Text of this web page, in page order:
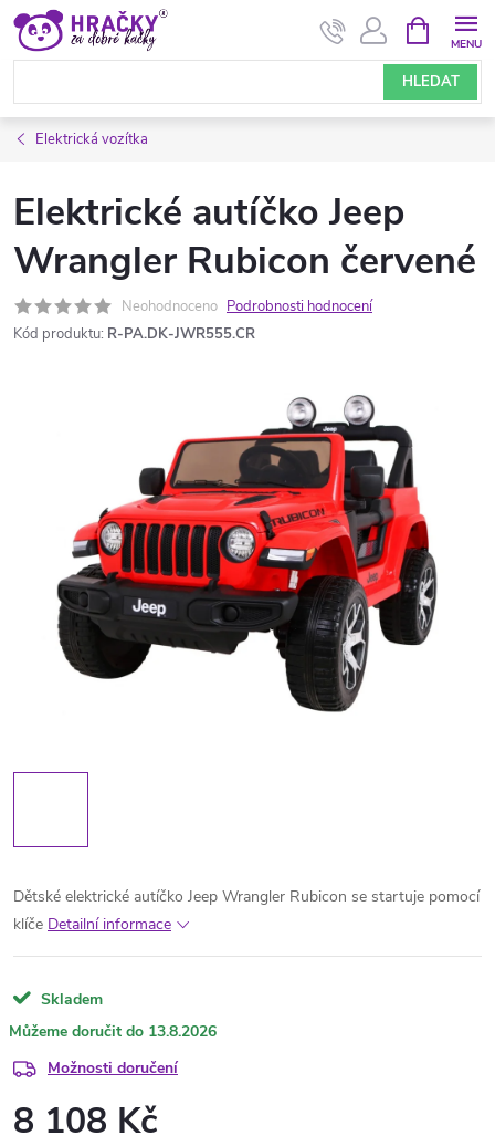
Přejít
obsah
HLEDAT
NÁKUPNÍ
KOŠÍK
Elektrická vozítka
Elektrické autíčko Jeep
Wrangler Rubicon červené
Neohodnoceno Podrobnosti hodnocení
Kód produktu: R-PA.DK-JWR555.CR
Dětské elektrické autíčko Jeep Wrangler Rubicon se startuje pomocí
klíče Detailní informace
Skladem
13.8.2026
Možnosti doručení
8 108 Kč